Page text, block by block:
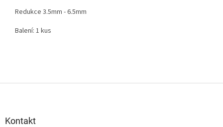
Redukce 3.5mm - 6.5mm
Balení: 1 kus
Kontakt